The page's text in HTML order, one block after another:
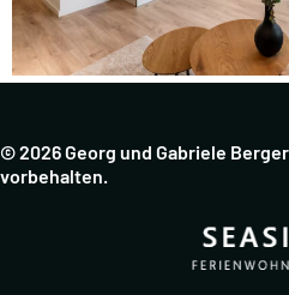
© 2026 Georg und Gabriele
vorbehalten.